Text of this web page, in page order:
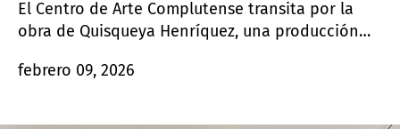
El Centro de Arte Complutense transita por la
obra de Quisqueya Henríquez, una producción
la crítica social, la criollización y la semántica
para el discurso de lo caribeño.
febrero 09, 2026